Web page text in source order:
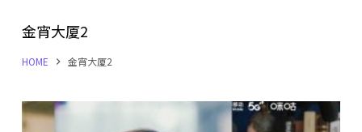
o
c
n
金宵大厦2
HOME 金宵大厦2